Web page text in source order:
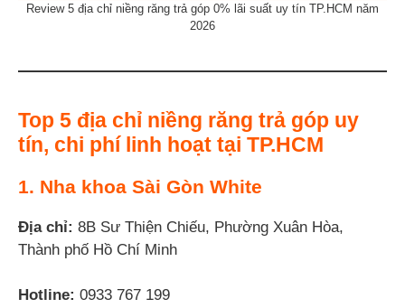
Review 5 địa chỉ niềng răng trả góp 0% lãi suất uy tín TP.HCM năm
2026
Top 5 địa chỉ niềng răng trả góp uy
tín, chi phí linh hoạt tại TP.HCM
1. Nha khoa Sài Gòn White
Địa chỉ: 8B Sư Thiện Chiếu, Phường Xuân Hòa,
Thành phố Hồ Chí Minh
Hotline: 0933 767 199